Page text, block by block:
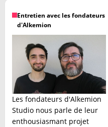
Entretien avec les fondateurs
d'Alkemion
Les fondateurs d'Alkemion
Studio nous parle de leur
enthousiasmant projet